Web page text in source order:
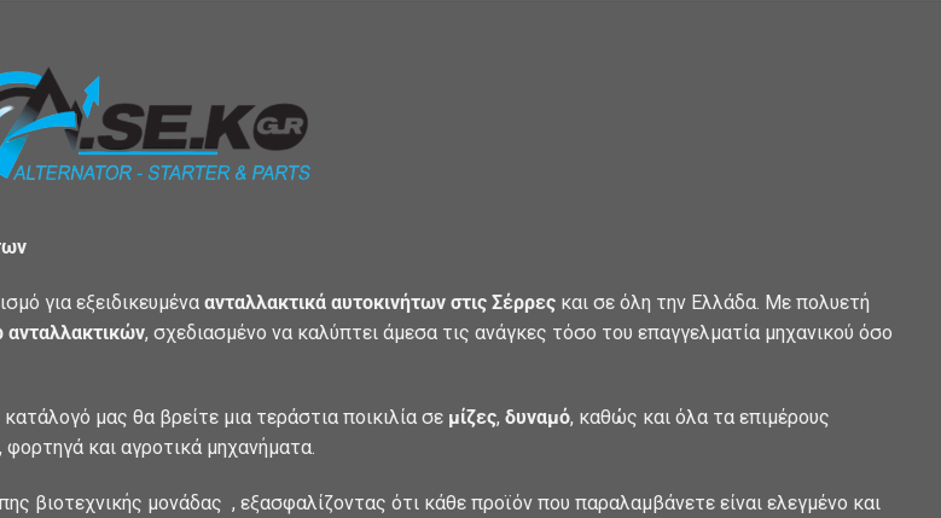
για εξειδικευμένα ανταλλακτικά αυτοκινήτων στις Σέρρες και σε όλη την Ελλάδα. Με πολυετή
ανταλλακτικών, σχεδιασμένο να καλύπτει άμεσα τις ανάγκες τόσο του επαγγελματία μηχανικού όσο
μας θα βρείτε μια τεράστια ποικιλία σε μίζες, δυναμό, καθώς και όλα τα επιμέρους
και αγροτικά μηχανήματα.
βιοτεχνικής μονάδας , εξασφαλίζοντας ότι κάθε προϊόν που παραλαμβάνετε είναι ελεγμένο και